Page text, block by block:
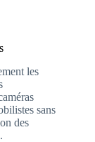
les
sans
des